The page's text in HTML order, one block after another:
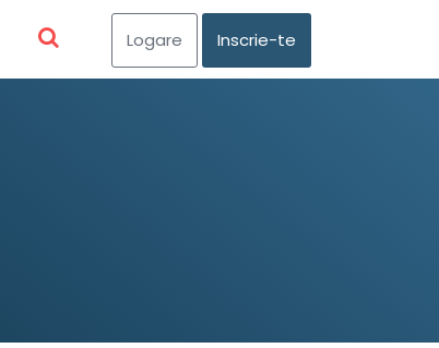
Logare Inscrie-te